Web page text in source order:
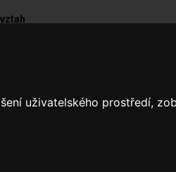
uživatelského prostředí,